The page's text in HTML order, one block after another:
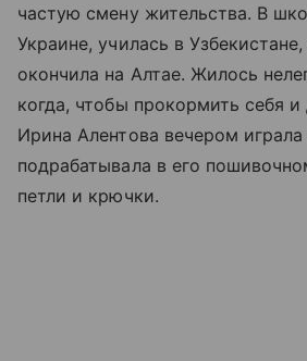
частую смену жительства. В
Украине, училась в
окончила на Алтае. Жилось
когда, чтобы прокормить себя и
Ирина Алентова вечером
подрабатывала в его
петли и крючки.